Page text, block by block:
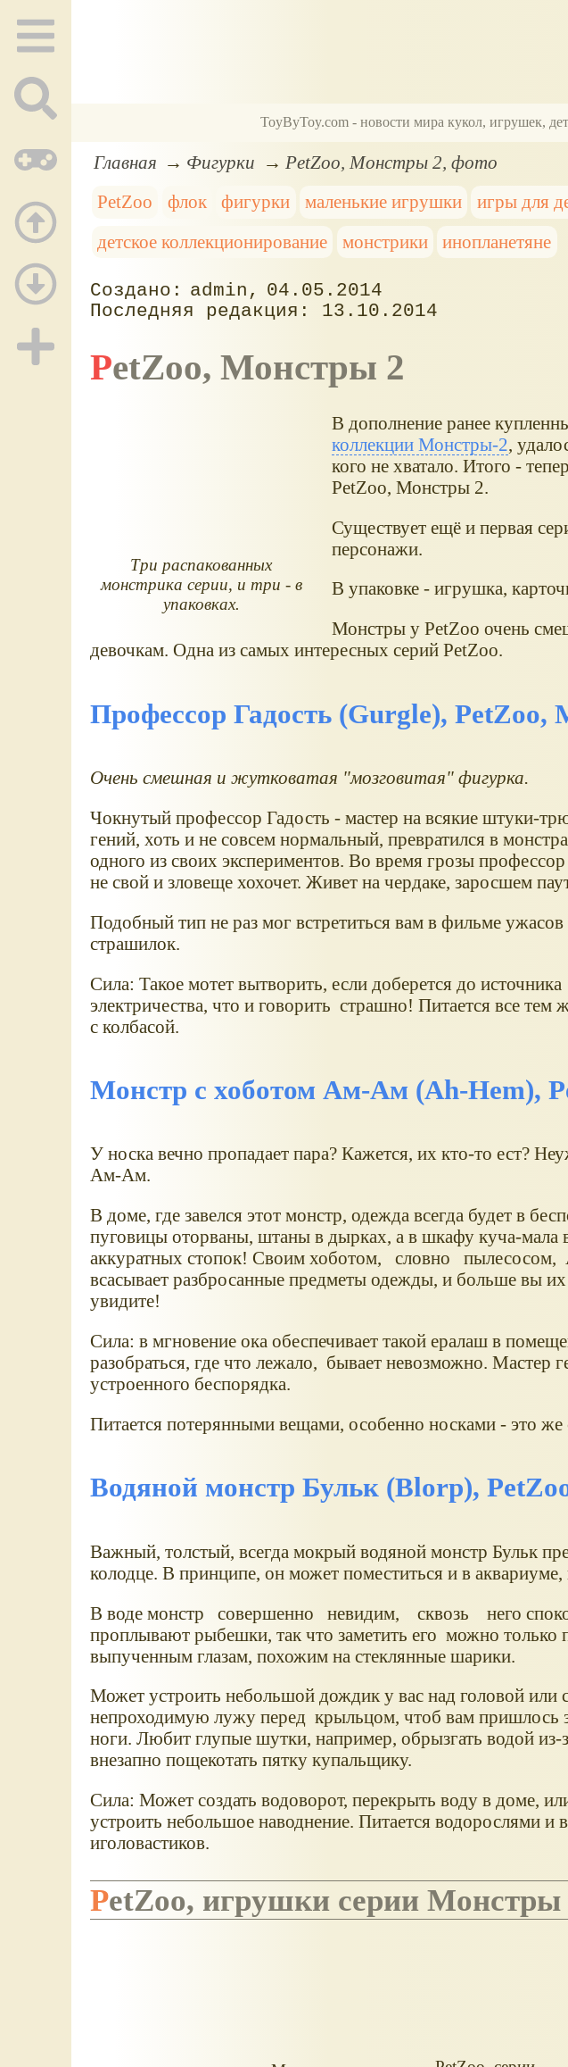
ToyByToy.com - новости мира кукол, игрушек,
Главная Фигурки
PetZoo, Монстры 2, фото
PetZoo
флок фигурки маленькие игрушки игры для
детское коллекционирование
монстрики инопланетяне
admin
04.05.2014
13.10.2014
PetZoo, Монстры 2
Три распакованных
монстрика серии, и три - в
упаковках.
В дополнение ранее
коллекции Монстры-2,
кого не хватало. Итого -
PetZoo, Монстры 2.
Существует ещё и первая
персонажи.
В упаковке - игрушка,
Монстры у PetZoo очень
девочкам. Одна из самых интересных серий PetZoo.
Профессор Гадость (Gurgle), PetZoo,
Очень смешная и жутковатая "мозговитая" фигурка.
Чокнутый профессор Гадость - мастер на всякие штуки-
гений, хоть и не совсем нормальный, превратился в монстра
одного из своих экспериментов. Во время грозы профессор
не свой и зловеще хохочет. Живет на чердаке, заросшем
Подобный тип не раз мог встретиться вам в фильме ужасов
страшилок.
Сила: Такое мотет вытворить, если доберется до источника
электричества, что и говорить страшно! Питается все
с колбасой.
Монстр с хоботом Ам-Ам (Ah-Hem),
У носка вечно пропадает пара? Кажется, их кто-то ест?
Ам-Ам.
В доме, где завелся этот монстр, одежда всегда будет в
пуговицы оторваны, штаны в дырках, а в шкафу куча-мала
аккуратных стопок! Своим хоботом, словно
всасывает разбросанные предметы одежды, и больше вы их
увидите!
Сила: в мгновение ока обеспечивает такой ералаш в
разобраться, где что лежало, бывает невозможно. Мастер
устроенного беспорядка.
Питается потерянными вещами, особенно носками - это же
Водяной монстр Бульк (Blorp),
Важный, толстый, всегда мокрый водяной монстр Бульк
колодце. В принципе, он может поместиться и в
В воде монстр совершенно невидим, сквозь него
проплывают рыбешки, так что заметить его можно только
выпученным глазам, похожим на стеклянные шарики.
Может устроить небольшой дождик у вас над головой или
непроходимую лужу перед крыльцом, чтоб вам пришлось
ноги. Любит глупые шутки, например, обрызгать водой из-
внезапно пощекотать пятку купальщику.
Сила: Может создать водоворот, перекрыть воду в доме,
устроить небольшое наводнение. Питается водорослями и
иголовастиков.
PetZoo, игрушки серии Монстры